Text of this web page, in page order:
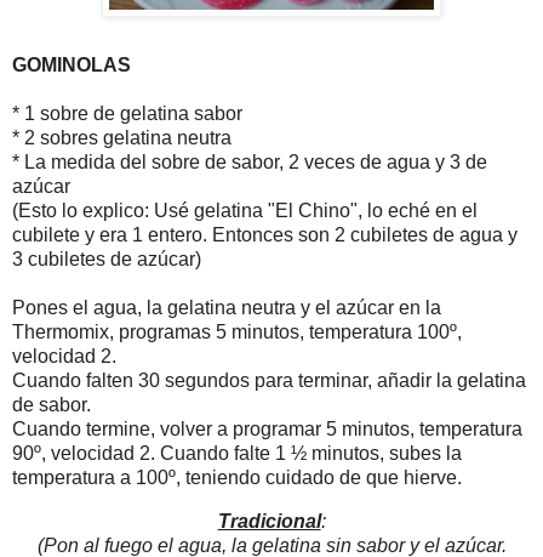
GOMINOLAS
* 1 sobre de gelatina sabor
* 2 sobres gelatina neutra
* La medida del sobre de sabor, 2 veces de agua y 3 de
azúcar
(Esto lo explico: Usé gelatina "El Chino", lo eché en el
cubilete y era 1 entero. Entonces son 2 cubiletes de agua y
3 cubiletes de azúcar)
Pones el agua, la gelatina neutra y el azúcar en la
Thermomix, programas 5 minutos, temperatura 100º,
velocidad 2.
Cuando falten 30 segundos para terminar, añadir la gelatina
de sabor.
Cuando termine, volver a programar 5 minutos, temperatura
90º, velocidad 2. Cuando falte 1 ½ minutos, subes la
temperatura a 100º, teniendo cuidado de que hierve.
Tradicional:
(Pon al fuego el agua, la gelatina sin sabor y el azúcar.